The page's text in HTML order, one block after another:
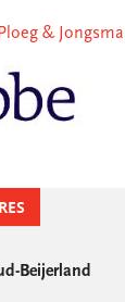
& Jongsma
Beijerland